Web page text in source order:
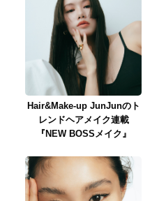
Hair&Make-up JunJunのト
レンドヘアメイク連載
『NEW BOSSメイク』